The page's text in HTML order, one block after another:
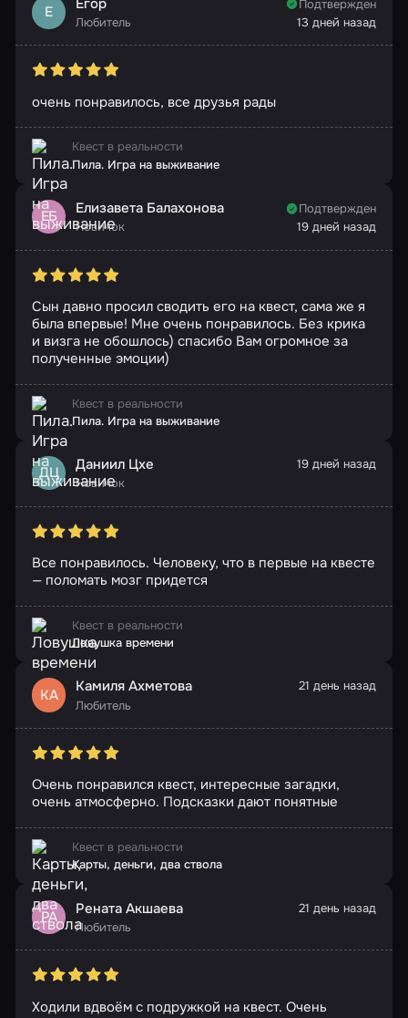
Е
Любитель
Подтвержден
13 дней назад
очень понравилось, все друзья рады
Квест в реальности
Пила. Игра на выживание
ЕБ Елизавета Балахонова
Новичок
Подтвержден
19 дней назад
Сын давно просил сводить его на квест, сама же я
была впервые! Мне очень понравилось. Без крика
и визга не обошлось) спасибо Вам огромное за
полученные эмоции)
Квест в реальности
Пила. Игра на выживание
ДЦ Даниил Цхе
Новичок
19 дней назад
Все понравилось. Человеку, что в первые на квесте
— поломать мозг придется
Квест в реальности
Ловушка времени
КА Камиля Ахметова
Любитель
21 день назад
Очень понравился квест, интересные загадки,
очень атмосферно. Подсказки дают понятные
Квест в реальности
Карты, деньги, два ствола
РА Рената Акшаева
Любитель
21 день назад
Ходили вдвоём с подружкой на квест. Очень